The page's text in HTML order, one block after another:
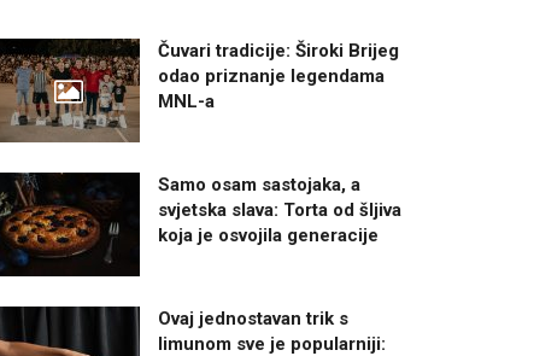
Čuvari tradicije: Široki Brijeg
odao priznanje legendama
MNL-a
Samo osam sastojaka, a
svjetska slava: Torta od šljiva
koja je osvojila generacije
Ovaj jednostavan trik s
limunom sve je popularniji: